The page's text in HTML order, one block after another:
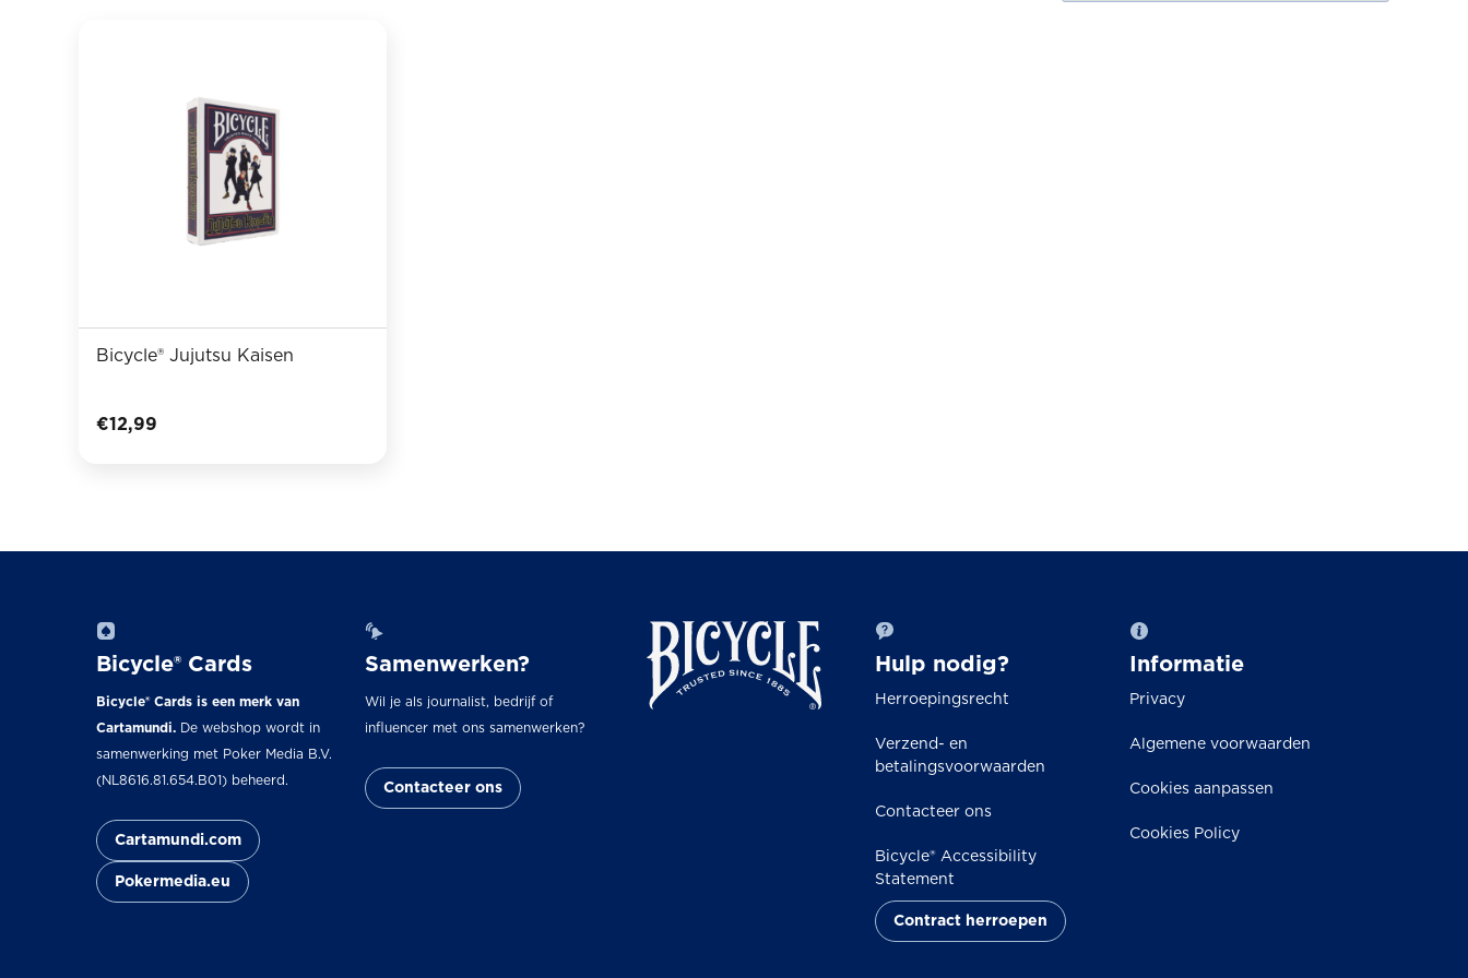
Bicycle® Jujutsu Kaisen
€12,99
Bicycle® Cards
Bicycle® Cards is een merk van
Cartamundi. De webshop wordt in
samenwerking met Poker Media B.V.
(NL8616.81.654.B01) beheerd.
Cartamundi.com
Pokermedia.eu
Samenwerken?
Wil je als journalist, bedrijf of
influencer met ons samenwerken?
Contacteer ons
Hulp nodig?
Herroepingsrecht
Verzend- en
betalingsvoorwaarden
Contacteer ons
Bicycle® Accessibility
Statement
Contract herroepen
Informatie
Privacy
Algemene voorwaarden
Cookies aanpassen
Cookies Policy